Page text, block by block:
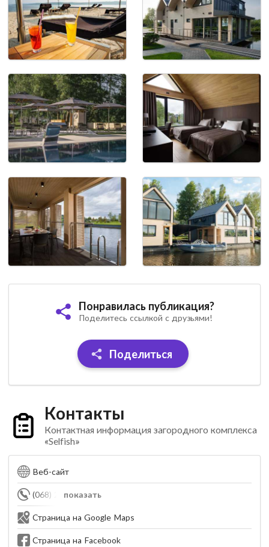
Понравилась публикация?
Поделитесь ссылкой с друзьями!
Поделиться
Контакты
Контактная информация загородного комплекса
«Selfish»
Веб-сайт
показать
(068) 221-12-21
Страница на Google Maps
Страница на Facebook